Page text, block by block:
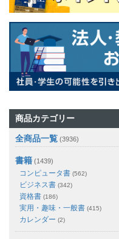
商品カテゴリー
全商品一覧 (3936)
書籍 (1439)
コンピュータ書 (562)
ビジネス書 (342)
資格書 (186)
実用・趣味・一般書 (415)
カレンダー (2)